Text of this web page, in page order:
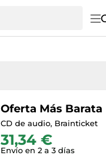
Oferta Más Barata
CD de audio, Brainticket
31,34 €
Envío en 2 a 3 días